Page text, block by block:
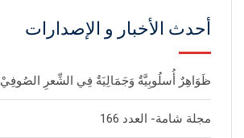
أحدث الأخبار و الإصدارات
ظَوَاهِرٌ أُسلُوبِيَّةٌ وَجَمَالِيَةٌ فِي الشِّعرِ الصُوفِيْ
مجلة شامة- العدد 166